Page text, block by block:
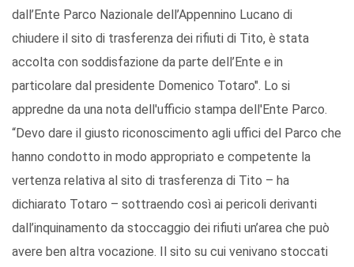
dall’Ente Parco Nazionale dell’Appennino Lucano di
chiudere il sito di trasferenza dei rifiuti di Tito, è stata
accolta con soddisfazione da parte dell’Ente e in
particolare dal presidente Domenico Totaro". Lo si
appredne da una nota dell'ufficio stampa dell'Ente Parco.
“Devo dare il giusto riconoscimento agli uffici del Parco che
hanno condotto in modo appropriato e competente la
vertenza relativa al sito di trasferenza di Tito – ha
dichiarato Totaro – sottraendo così ai pericoli derivanti
dall’inquinamento da stoccaggio dei rifiuti un’area che può
avere ben altra vocazione. Il sito su cui venivano stoccati